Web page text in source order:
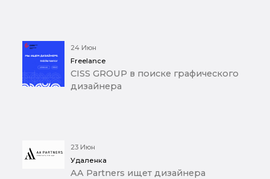
24 Июн
Freelance
CISS GROUP в поиске графического
дизайнера
23 Июн
Удаленка
AA Partners ищет дизайнера